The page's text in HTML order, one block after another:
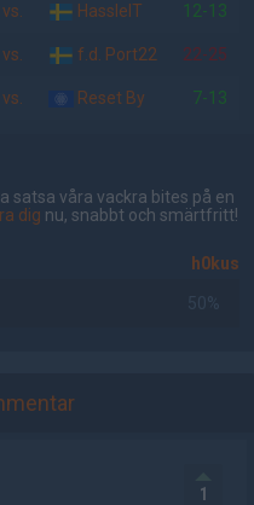
vs. HassleIT 12-13
vs. f.d. Port22 22-25
vs. Reset By 7-13
satsa våra vackra bites på en
dig nu, snabbt och smärtfritt!
h0kus
50%
1